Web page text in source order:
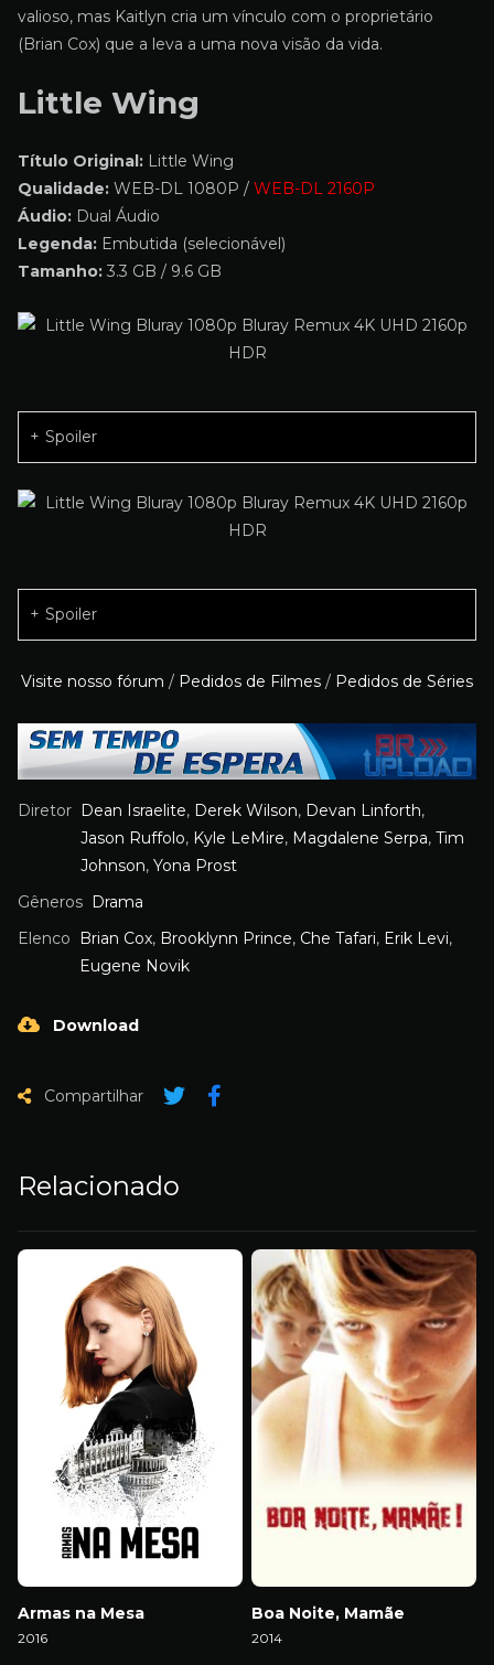
valioso, mas Kaitlyn cria um vínculo com o proprietário
(Brian Cox) que a leva a uma nova visão da vida.
Little Wing
Título Original: Little Wing
Qualidade: WEB-DL 1080P / WEB-DL 2160P
Áudio: Dual Áudio
Legenda: Embutida (selecionável)
Tamanho: 3.3 GB / 9.6 GB
Spoiler
Spoiler
Visite nosso fórum / Pedidos de Filmes / Pedidos de Séries
Diretor Dean Israelite, Derek Wilson, Devan Linforth,
Jason Ruffolo, Kyle LeMire, Magdalene Serpa, Tim
Johnson, Yona Prost
Gêneros
Drama
Elenco
Brian Cox, Brooklynn Prince, Che Tafari, Erik Levi,
Eugene Novik
Download
Compartilhar
Relacionado
Armas na Mesa
2016
Boa Noite, Mamãe
2014